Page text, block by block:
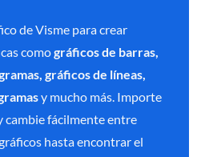
de Visme para crear
comográficos de barras,
gráficos de líneas,
y mucho más. Importe
cambie fácilmente entre
hasta encontrar el